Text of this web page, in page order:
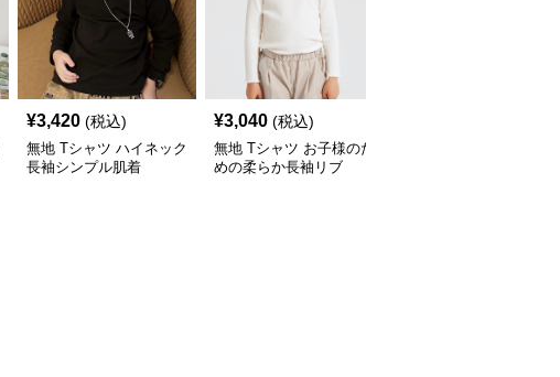
¥3,420 (税込)
無地 Tシャツ ハイネック
長袖シンプル肌着
¥3,040 (税込)
無地 Tシャツ お子様のた
めの柔らか長袖リブ